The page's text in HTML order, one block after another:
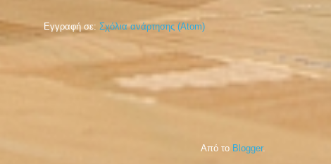
Εγγραφή σε: Σχόλια ανάρτησης (Atom)
Από το Blogger.